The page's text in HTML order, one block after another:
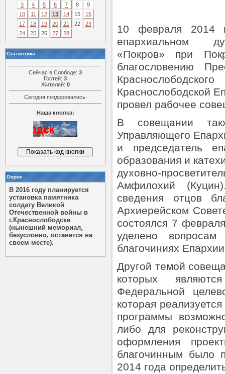
3
4 5 6 7 8
9
10
11 12 13 14 15
16
17
18 19 20 21 22
23
24
25 26 27 28
Статистика
Сейчас в Слободе: 3
Гостей: 3
Жителей: 0
Сегодня поздоровались:
Наша кнопка:
Опрос
В 2016 году планируется
установка памятника
солдату Великой
Отечественной войны в
г.Краснослободске
(нынешний мемориал,
безусловно, останется на
своем месте).
10 февраля 2014
епархиальном
«Покров» при
благословению
Краснослободской
провел рабочее
В совещании
Управляющего
и председатель
образования и
духовно-
Амфилохий
сведения отцов
Архиерейском
состоялся 7
уделено
благочиниях
Другой темой
которых
Федеральной
которая
программы
либо для
оформления
благочинным было
2014 года